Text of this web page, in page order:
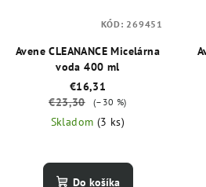
Avene CLEANANCE Micelárna
voda 400 ml
€16,31
€23,30
(–30 %)
Skladom (3 ks)
Do košíka
KÓD: 269451